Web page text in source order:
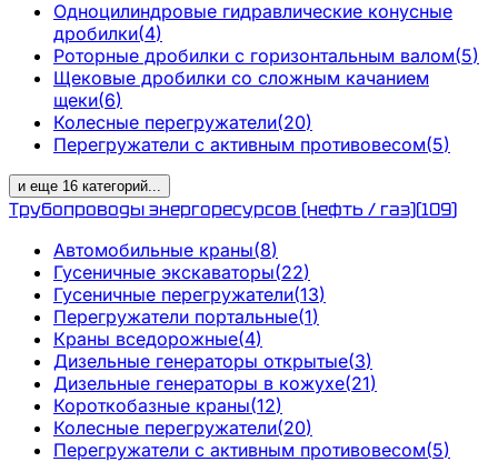
Одноцилиндровые гидравлические конусные
дробилки(4)
Роторные дробилки с горизонтальным валом(5)
Щековые дробилки со сложным качанием
щеки(6)
Колесные перегружатели(20)
Перегружатели с активным противовесом(5)
и еще 16 категорий...
Трубопроводы энергоресурсов (нефть / газ)(109)
Автомобильные краны(8)
Гусеничные экскаваторы(22)
Гусеничные перегружатели(13)
Перегружатели портальные(1)
Краны вседорожные(4)
Дизельные генераторы открытые(3)
Дизельные генераторы в кожухе(21)
Короткобазные краны(12)
Колесные перегружатели(20)
Перегружатели с активным противовесом(5)